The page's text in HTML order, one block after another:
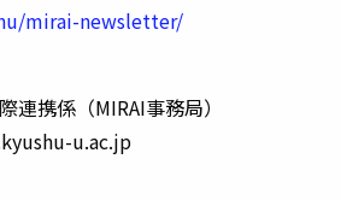
mirai-newsletter/
連携係（MIRAI事務局）
u.ac.jp